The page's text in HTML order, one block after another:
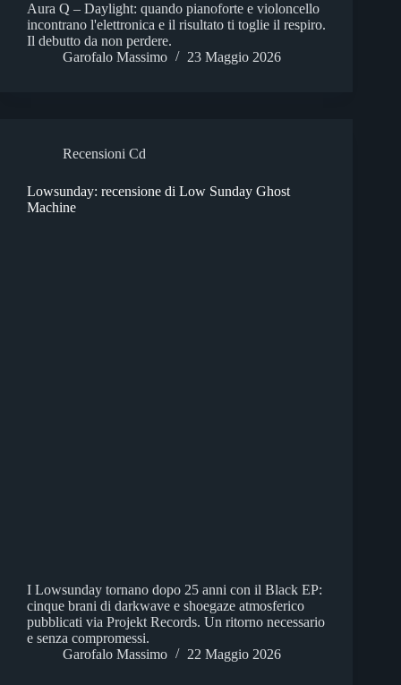
Aura Q – Daylight: quando pianoforte e violoncello
incontrano l'elettronica e il risultato ti toglie il respiro.
Il debutto da non perdere.
Garofalo Massimo
23 Maggio 2026
Recensioni Cd
Lowsunday: recensione di Low Sunday Ghost
Machine
I Lowsunday tornano dopo 25 anni con il Black EP:
cinque brani di darkwave e shoegaze atmosferico
pubblicati via Projekt Records. Un ritorno necessario
e senza compromessi.
Garofalo Massimo
22 Maggio 2026